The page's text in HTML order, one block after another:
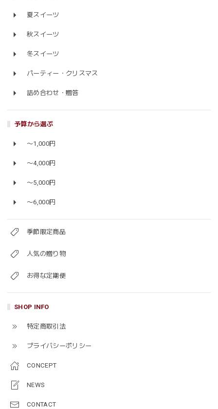
夏スイーツ
秋スイーツ
冬スイーツ
パーティー・クリスマス
詰め合わせ・贈答
予算から選ぶ
〜1,000円
〜4,000円
〜5,000円
〜6,000円
季節限定商品
人気の贈り物
お得な定期便
SHOP INFO
特定商取引法
プライバシーポリシー
CONCEPT
NEWS
CONTACT